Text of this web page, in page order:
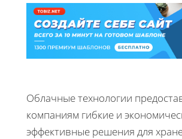
Облачные технологии
компаниям гибкие и
эффективные решения для